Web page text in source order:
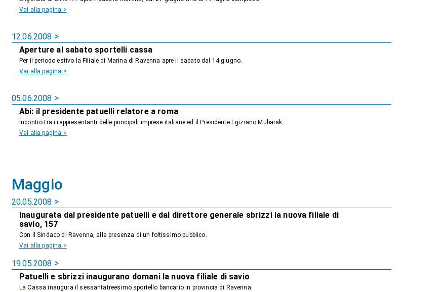
Vai alla pagina >
12.06.2008
Aperture al sabato sportelli cassa
Per il periodo estivo la Filiale di Marina di Ravenna apre il sabato dal 14 giugno.
Vai alla pagina >
05.06.2008
Abi: il presidente patuelli relatore a roma
Incontro tra i rappresentanti delle principali imprese italiane ed il Presidente Egiziano Mubarak.
Vai alla pagina >
Maggio
20.05.2008
Inaugurata dal presidente patuelli e dal direttore generale sbrizzi la nuova filiale di
savio, 157
Con il Sindaco di Ravenna, alla presenza di un foltissimo pubblico.
Vai alla pagina >
19.05.2008
Patuelli e sbrizzi inaugurano domani la nuova filiale di savio
La Cassa inaugura il sessantatreesimo sportello bancario in provincia di Ravenna.